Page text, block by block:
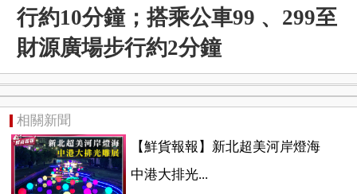
行約10分鐘；搭乘公車99 、299至
財源廣場步行約2分鐘
相關新聞
【鮮貨報報】新北超美河岸燈海
中港大排光...